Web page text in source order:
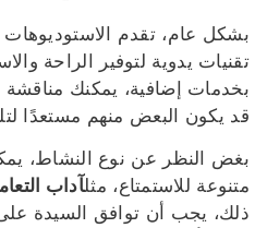
بشكل عام، تقدم
تقنيات يدوية لتوفير الراحة
بخدمات إضافية، يمكنك
قد يكون البعض منهم مستعدًا
بغض النظر عن نوع النشاط،
متنوعة للاستمتاع، مثلآداب
ذلك، يجب أن توافق السيدة